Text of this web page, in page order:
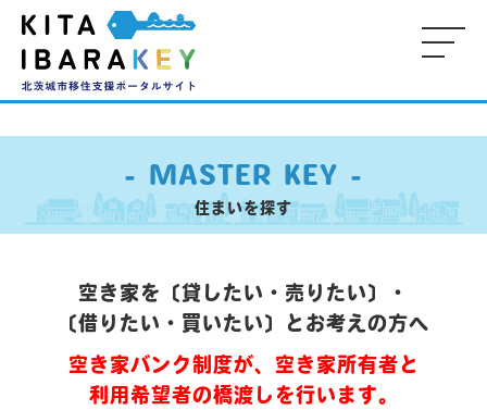
-
- MASTER KEY -
住まいを探す
空き家を〔貸したい・売りたい〕・
〔借りたい・買いたい〕とお考えの方へ
空き家バンク制度が、空き家所有者と
利用希望者の橋渡しを行います。